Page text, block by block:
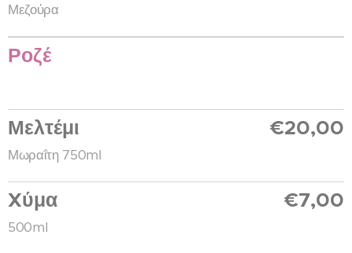
Μεζούρα
Ροζέ
Μελτέμι
Μωραΐτη 750ml
€20,00
Xύμα
500ml
€7,00